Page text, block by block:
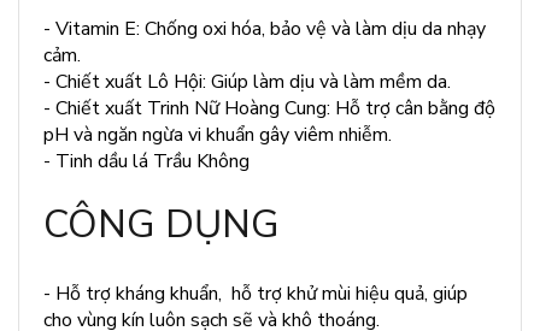
- Vitamin E: Chống oxi hóa, bảo vệ và làm dịu da nhạy
cảm.
- Chiết xuất Lô Hội: Giúp làm dịu và làm mềm da.
- Chiết xuất Trinh Nữ Hoàng Cung: Hỗ trợ cân bằng độ
pH và ngăn ngừa vi khuẩn gây viêm nhiễm.
- Tinh dầu lá Trầu Không
CÔNG DỤNG
- Hỗ trợ kháng khuẩn, hỗ trợ khử mùi hiệu quả, giúp
cho vùng kín luôn sạch sẽ và khô thoáng.